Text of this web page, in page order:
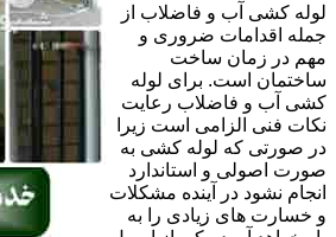
لوله کشی آب و فاضلاب از
جمله اقدامات ضروری و
مهم در زمان ساخت
ساختمان است. برای لوله
کشی آب و فاضلاب رعایت
نکات فنی الزامی است زیرا
در صورتی که لوله کشی به
صورت اصولی و استاندارد
انجام نشود در آینده مشکلات
و خسارت های زیادی را به